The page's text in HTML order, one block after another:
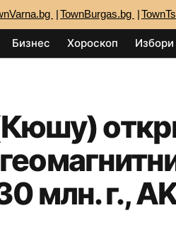
TownBurgas.bg
Бизнес Хороскоп
млн. г.,